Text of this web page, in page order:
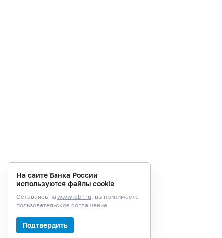
На сайте Банка России
используются файлы cookie
Оставаясь на www.cbr.ru, вы принимаете
пользовательское соглашение
Подтвердить